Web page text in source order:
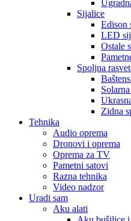
Sijalice
Edison
LED
Ostale
Spoljna
Zidna
Tehnika
Audio oprema
Dronovi i oprema
Oprema za TV
Pametni satovi
Razna tehnika
Video nadzor
Uradi sam
Aku alati